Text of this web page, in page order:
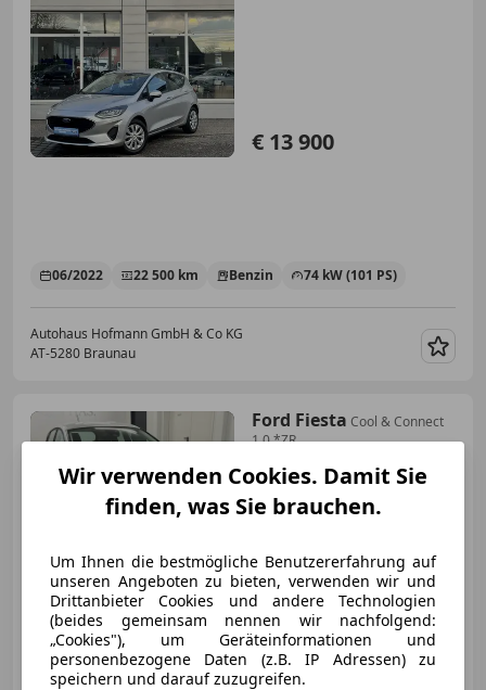
€ 13 900
06/2022 22 500 km Benzin 74 kW (101 PS)
Autohaus Hofmann GmbH & Co KG
AT-5280 Braunau
Ford Fiesta Cool & Connect
1,0 *ZR
€ 11 950 1
Wir verwenden Cookies. Damit Sie
finden, was Sie brauchen.
Um Ihnen die bestmögliche Benutzererfahrung auf
unseren Angeboten zu bieten, verwenden wir und
Drittanbieter Cookies und andere Technologien
(beides gemeinsam nennen wir nachfolgend:
„Cookies"), um Geräteinformationen und
personenbezogene Daten (z.B. IP Adressen) zu
speichern und darauf zuzugreifen.